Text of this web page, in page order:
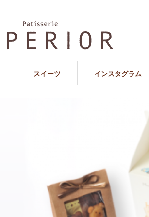
スイーツ インスタグラム